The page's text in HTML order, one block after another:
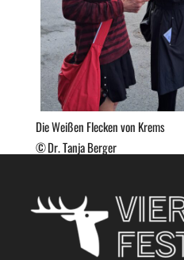
Die Weißen Flecken von Krems
Dr. Tanja Berger